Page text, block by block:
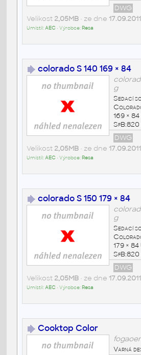
DWG
Velikost 2,05MB• ze dne 17.09.2011
Umístil:AEC• Výrobce: Resa
colorado S 140 169 × 84
g
Sedací
169 ×
DWG
Velikost 2,05MB• ze dne 17.09.2011
Umístil:AEC• Výrobce: Resa
colorado S 150 179 × 84
g
Sedací
179 ×
DWG
Velikost 2,05MB• ze dne 17.09.2011
Umístil:AEC• Výrobce: Resa
Cooktop Color
Varná